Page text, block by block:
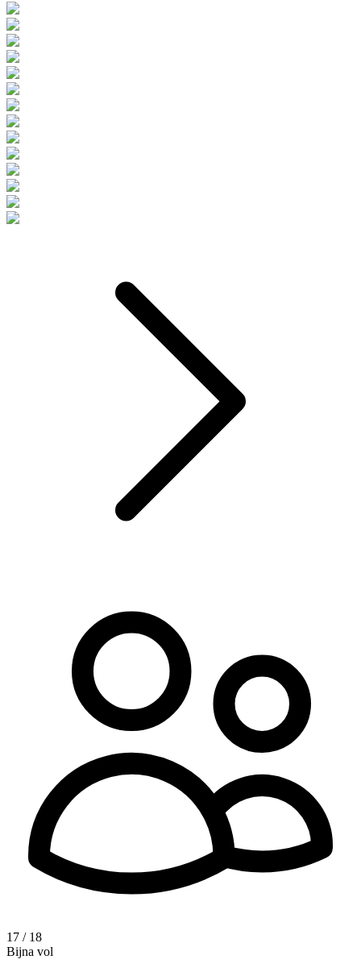
17 / 18
Bijna vol